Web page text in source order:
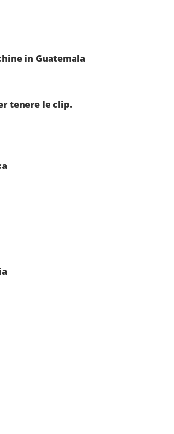
in Guatemala
tenere le clip.